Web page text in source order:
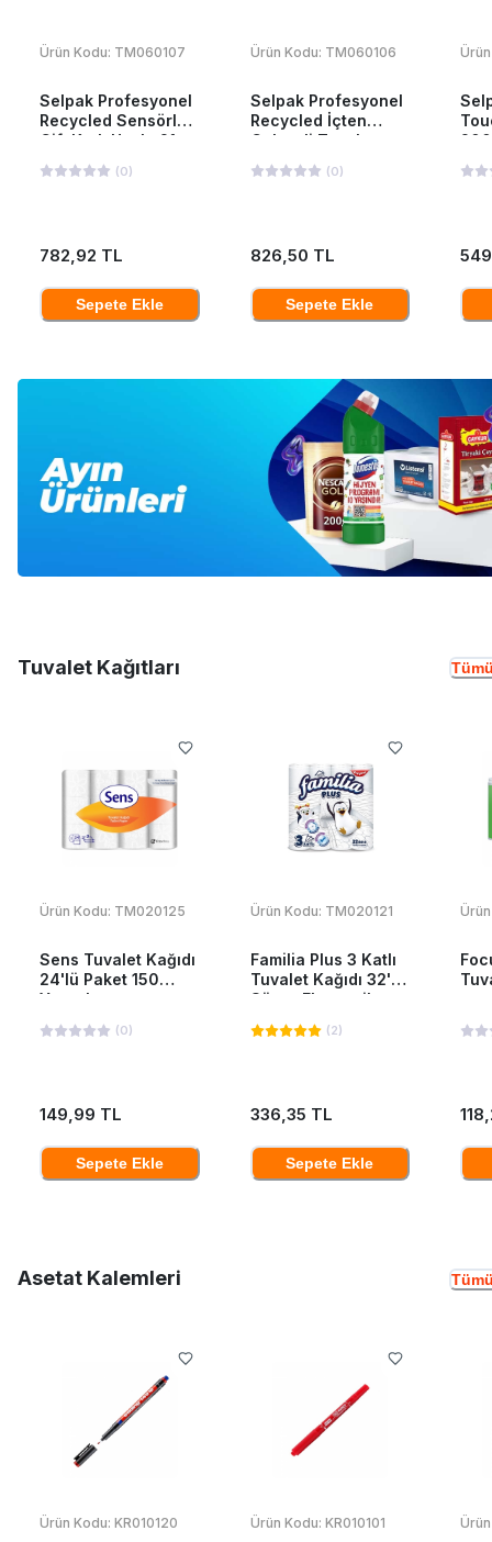
Ürün Kodu: TM060107
Selpak Profesyonel
Recycled Sensörlü
Çift Katlı Havlu 21
(0)
782,92 TL
Sepete Ekle
Ürün Kodu: TM060106
Selpak Profesyonel
Recycled İçten
Çekmeli Tuvalet
(0)
826,50 TL
Sepete Ekle
Tuvalet Kağıtları
Ürün Kodu: TM020125
Sens Tuvalet Kağıdı
24'lü Paket 150
Yaprak
(0)
149,99 TL
Sepete Ekle
Ürün Kodu: TM020121
Familia Plus 3 Katlı
Tuvalet Kağıdı 32'li
Süper Ekonomik
(2)
336,35 TL
Sepete Ekle
Asetat Kalemleri
Ürün Kodu: KR010120 Ürün Kodu: KR010101